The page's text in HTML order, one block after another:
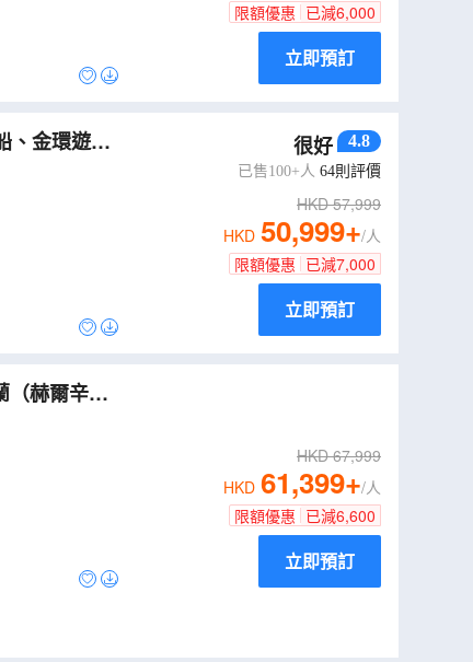
限額優惠 已減6,000
立即預訂
1月31日》
很好 4.8
已售100+人 64則評價
HKD57,999
HKD 50,999+/人
限額優惠 已減7,000
立即預訂
HKD67,999
HKD 61,399+/人
限額優惠 已減6,600
立即預訂